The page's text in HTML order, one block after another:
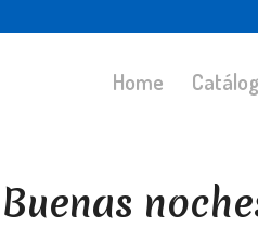
Home
Buenas